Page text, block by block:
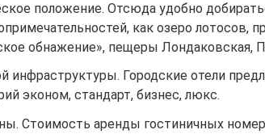
положение. Отсюда удобно
как озеро лотосов,
обнажение», пещеры Лондаковская,
инфраструктуры. Городские отели
эконом, стандарт, бизнес, люкс.
Стоимость аренды гостиничных